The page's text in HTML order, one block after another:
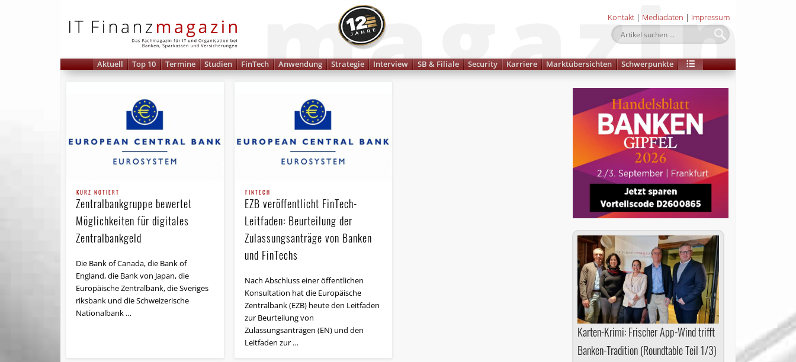
Kontakt | Mediadaten | Impressum
Aktuell Top 10 Termine Studien FinTech Anwendung Strategie Interview SB & Filiale Security Karriere Marktübersichten Schwerpunkte
KURZ NOTIERT
Zentralbankgruppe bewertet
Möglichkeiten für digitales
Zentralbankgeld
Die Bank of Canada, die Bank of
England, die Bank von Japan, die
Europäische Zentralbank, die Sveriges
riksbank und die Schweizerische
Nationalbank …
FINTECH
EZB veröffentlicht FinTech-
Leitfaden: Beurteilung der
Zulassungsanträge von Banken
und FinTechs
Nach Abschluss einer öffentlichen
Konsultation hat die Europäische
Zentralbank (EZB) heute den Leitfaden
zur Beurteilung von
Zulassungsanträgen (EN) und den
Leitfaden zur …
Karten-Krimi: Frischer App-Wind trifft
Banken-Tradition (Roundtable Teil 1/3)